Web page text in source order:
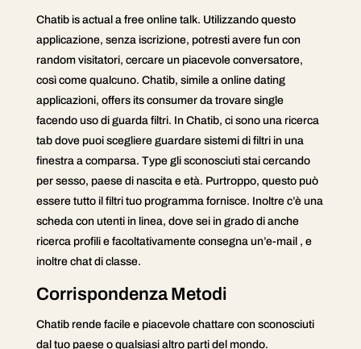
Chatib is actual a free online talk. Utilizzando questo
applicazione, senza iscrizione, potresti avere fun con
random visitatori, cercare un piacevole conversatore,
così come qualcuno. Chatib, simile a online dating
applicazioni, offers its consumer da trovare single
facendo uso di guarda filtri. In Chatib, ci sono una ricerca
tab dove puoi scegliere guardare sistemi di filtri in una
finestra a comparsa. Type gli sconosciuti stai cercando
per sesso, paese di nascita e età. Purtroppo, questo può
essere tutto il filtri tuo programma fornisce. Inoltre c’è una
scheda con utenti in linea, dove sei in grado di anche
ricerca profili e facoltativamente consegna un’e-mail , e
inoltre chat di classe.
Corrispondenza Metodi
Chatib rende facile e piacevole chattare con sconosciuti
dal tuo paese o qualsiasi altro parti del mondo.